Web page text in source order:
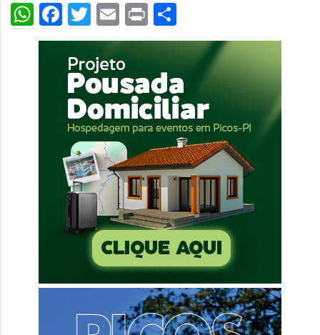
WhatsApp
Facebook
Twitter
Email
PrintShare